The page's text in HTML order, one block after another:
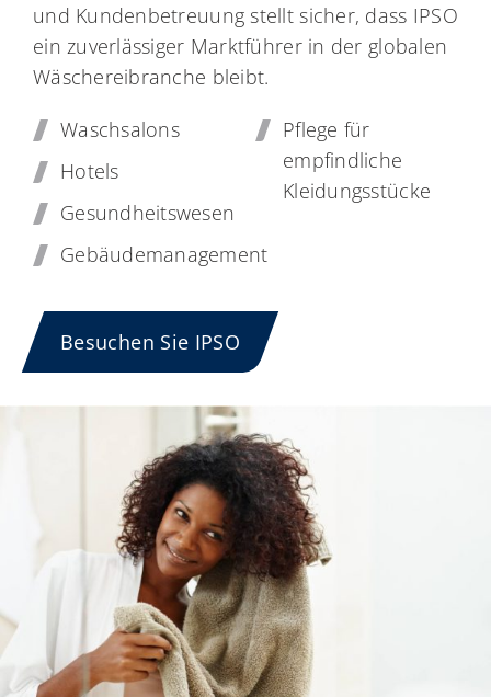
und Kundenbetreuung stellt sicher, dass IPSO
ein zuverlässiger Marktführer in der globalen
Wäschereibranche bleibt.
Waschsalons
Hotels
Gesundheitswesen
Gebäudemanagement
Pflege für
empfindliche
Kleidungsstücke
Besuchen Sie IPSO